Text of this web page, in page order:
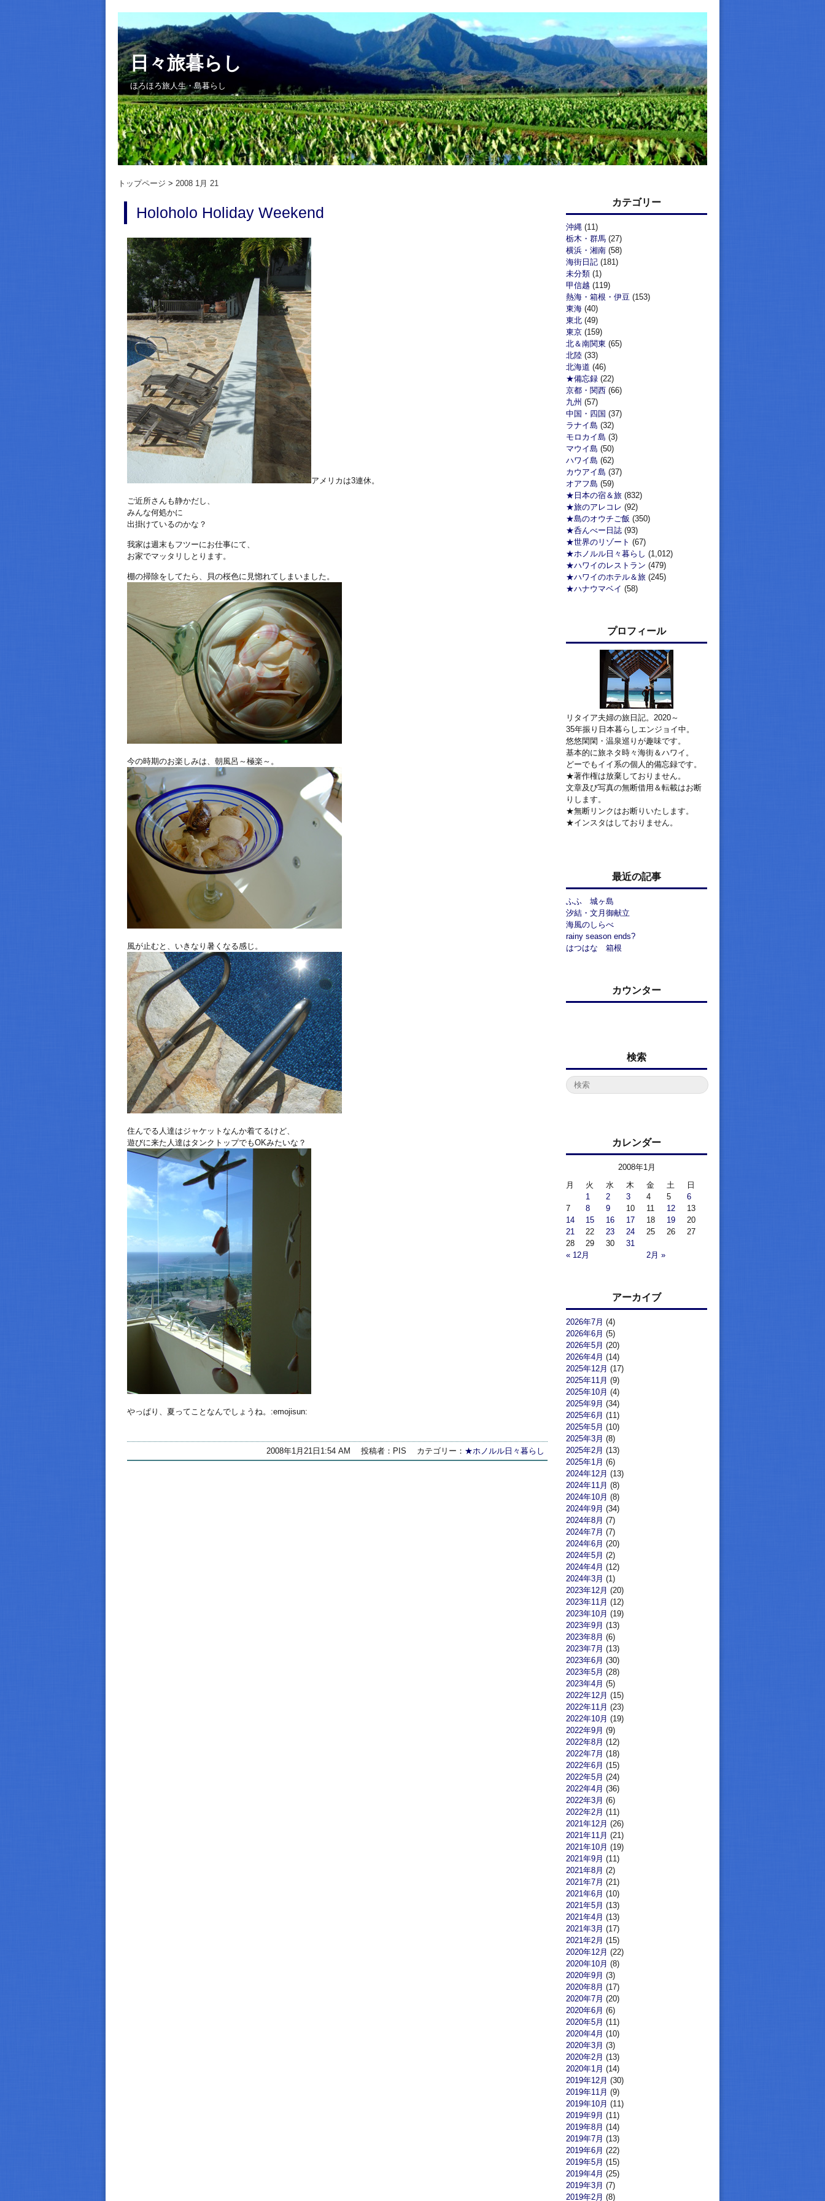
日々旅暮らし
ほろほろ旅人生・島暮らし
トップページ 2008 1月 21
Holoholo Holiday Weekend
アメリカは3連休。
ご近所さんも静かだし、
みんな何処かに
出掛けているのかな？
我家は週末もフツーにお仕事にて、
お家でマッタリしとります。
棚の掃除をしてたら、貝の桜色に見惚れてしまいました。
今の時期のお楽しみは、朝風呂～極楽～。
風が止むと、いきなり暑くなる感じ。
住んでる人達はジャケットなんか着てるけど、
遊びに来た人達はタンクトップでもOKみたいな？
やっぱり、夏ってことなんでしょうね。:emojisun:
2008年1月21日1:54 AM 投稿者：PIS カテゴリー： ★ホノルル日々暮らし
カテゴリー
沖縄 (11)
栃木・群馬 (27)
横浜・湘南 (58)
海街日記 (181)
未分類 (1)
甲信越 (119)
熱海・箱根・伊豆 (153)
東海 (40)
東北 (49)
東京 (159)
北＆南関東 (65)
北陸 (33)
北海道 (46)
★備忘録 (22)
京都・関西 (66)
九州 (57)
中国・四国 (37)
ラナイ島 (32)
モロカイ島 (3)
マウイ島 (50)
ハワイ島 (62)
カウアイ島 (37)
オアフ島 (59)
★日本の宿＆旅 (832)
★旅のアレコレ (92)
★島のオウチご飯 (350)
★呑んべー日誌 (93)
★世界のリゾート (67)
★ホノルル日々暮らし (1,012)
★ハワイのレストラン (479)
★ハワイのホテル＆旅 (245)
★ハナウマベイ (58)
プロフィール
リタイア夫婦の旅日記。2020～
35年振り日本暮らしエンジョイ中。
悠悠閑閑・温泉巡りが趣味です。
基本的に旅ネタ時々海街＆ハワイ。
どーでもイイ系の個人的備忘録です。
★著作権は放棄しておりません。
文章及び写真の無断借用＆転載はお断
りします。
★無断リンクはお断りいたします。
★インスタはしておりません。
最近の記事
ふふ 城ヶ島
汐結・文月御献立
海風のしらべ
rainy season ends?
はつはな 箱根
カウンター
検索
カレンダー
2008年1月
月
火 水 木 金 土 日
« 12月 2月 »
1 2 3 4 5
6
7
8 9 10 11 12
13
14
15 16 17 18 19
20
21
22 23 24 25 26
27
28
29 30 31
アーカイブ
2026年7月 (4)
2026年6月 (5)
2026年5月 (20)
2026年4月 (14)
2025年12月 (17)
2025年11月 (9)
2025年10月 (4)
2025年9月 (34)
2025年6月 (11)
2025年5月 (10)
2025年3月 (8)
2025年2月 (13)
2025年1月 (6)
2024年12月 (13)
2024年11月 (8)
2024年10月 (8)
2024年9月 (34)
2024年8月 (7)
2024年7月 (7)
2024年6月 (20)
2024年5月 (2)
2024年4月 (12)
2024年3月 (1)
2023年12月 (20)
2023年11月 (12)
2023年10月 (19)
2023年9月 (13)
2023年8月 (6)
2023年7月 (13)
2023年6月 (30)
2023年5月 (28)
2023年4月 (5)
2022年12月 (15)
2022年11月 (23)
2022年10月 (19)
2022年9月 (9)
2022年8月 (12)
2022年7月 (18)
2022年6月 (15)
2022年5月 (24)
2022年4月 (36)
2022年3月 (6)
2022年2月 (11)
2021年12月 (26)
2021年11月 (21)
2021年10月 (19)
2021年9月 (11)
2021年8月 (2)
2021年7月 (21)
2021年6月 (10)
2021年5月 (13)
2021年4月 (13)
2021年3月 (17)
2021年2月 (15)
2020年12月 (22)
2020年10月 (8)
2020年9月 (3)
2020年8月 (17)
2020年7月 (20)
2020年6月 (6)
2020年5月 (11)
2020年4月 (10)
2020年3月 (3)
2020年2月 (13)
2020年1月 (14)
2019年12月 (30)
2019年11月 (9)
2019年10月 (11)
2019年9月 (11)
2019年8月 (14)
2019年7月 (13)
2019年6月 (22)
2019年5月 (15)
2019年4月 (25)
2019年3月 (7)
2019年2月 (8)